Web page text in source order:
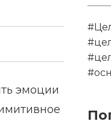
эмоции